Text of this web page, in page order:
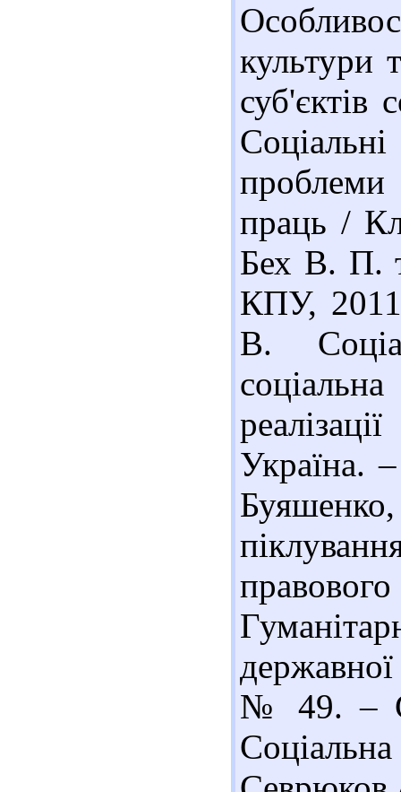
культури
суб'єктів
проблеми
праць /
Бех В. П.
КПУ,
В.
Україна.
№ 49. –